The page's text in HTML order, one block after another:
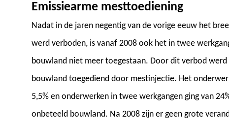
Emissiearme mesttoediening
Nadat in de jaren negentig van de vorige eeuw het
werd verboden, is vanaf 2008 ook het in twee
bouwland niet meer toegestaan. Door dit verbod
bouwland toegediend door mestinjectie. Het
5,5% en onderwerken in twee werkgangen ging van
onbeteeld bouwland. Na 2008 zijn er geen grote